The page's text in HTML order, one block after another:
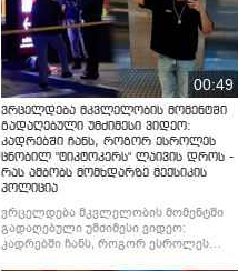
00:49
ვრცელდება მკვლელობის მომენტში
გადაღებული უმძიმესი ვიდეო:
კადრებში ჩანს, როგორ ესროლეს
ცნობილ "ტიკტოკერს" ლაივის დროს -
რას ამბობს მომხდარზე მექსიკის
პოლიცია
ვრცელდება მკვლელობის მომენტში
გადაღებული უმძიმესი ვიდეო:
კადრებში ჩანს, როგორ ესროლეს